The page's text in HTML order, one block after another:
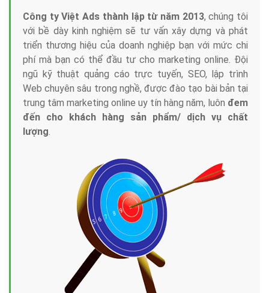
Công ty Việt Ads thành lập từ năm 2013, chúng tôi
với bề dày kinh nghiệm sẽ tư vấn xây dựng và phát
triển thương hiệu của doanh nghiệp bạn với mức chi
phí mà bạn có thể đầu tư cho marketing online. Đội
ngũ kỹ thuật quảng cáo trực tuyến, SEO, lập trình
Web chuyên sâu trong nghề, được đào tạo bài bản tại
trung tâm marketing online uy tín hàng năm, luôn đem
đến cho khách hàng sản phẩm/ dịch vụ chất
lượng.